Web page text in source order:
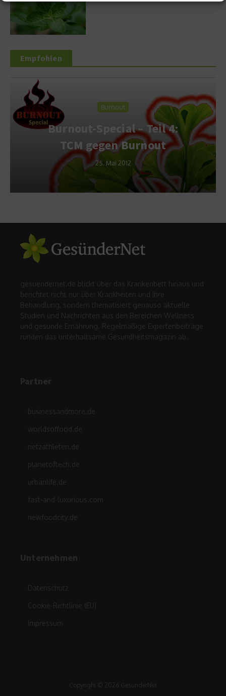
Empfohlen
Burnout
Burnout-Special – Teil 4:
TCM gegen Burnout
25. Mai 2012
gesuendernet.de blickt über das Krankenbett hinaus und
berichtet nicht nur über Krankheiten und ihre
Behandlung, sondern thematisiert genauso aktuelle
Studien und Nachrichten aus den Bereichen Wellness
und gesunde Ernährung. Regelmäßige Expertenbeiträge
runden das unterhaltsame Gesundheitsmagazin ab.
Partner
businessandmore.de
worldsoffood.de
netzathleten.de
planetoftech.de
urbanlife.de
fast-and-luxurious.com
newfoodcity.de
Unternehmen
Datenschutz
Cookie-Richtlinie (EU)
Impressum
Copyright © 2026 GesünderNet